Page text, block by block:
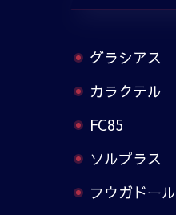
グラシアス
カラクテル
FC85
ソルプラス
フウガドール